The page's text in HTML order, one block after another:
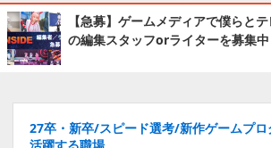
【急募】ゲームメディアで僕らと
の編集スタッフorライターを募集中
27卒・新卒/スピード選考/新作ゲームプ
活躍する職場